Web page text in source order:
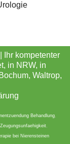
Ihr kompetenter
in NRW, in
Waltrop,
Behandlung,
Zeugungsunfaehigkeit,
bei Nierensteinen